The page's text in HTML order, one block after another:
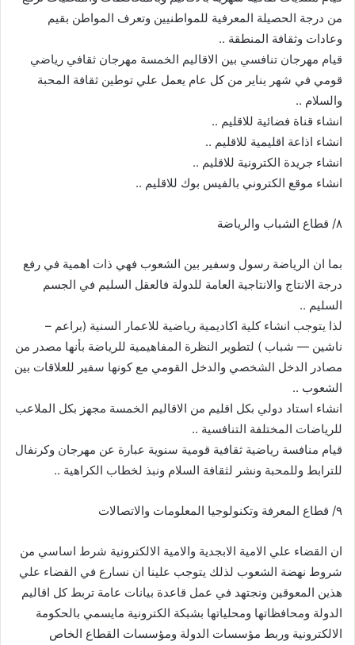
من درجة الحصيلة المعرفية للمواطنيين وتعرف المواطن بقيم
وعادات وثقافة المنطقة ..
قيام مهرجان تنافسي بين الاقاليم الخمسة مهرجان ثقافي رياضي
قومي في شهر يناير من كل عام يعمل علي توطين ثقافة المحبة
والسلام ..
انشاء قناة فضائية للاقليم ..
انشاء اذاعة اقليمية للاقليم ..
انشاء جريدة الكترونية للاقليم ..
انشاء موقع الكتروني بالفيس بوك للاقليم ..
٨/ قطاع الشباب والرياضة
بما ان الرياضة رسول وسفير بين الشعوب فهي ذات اهمية في رفع
درجة الانتاج والانتاجية العامة للدولة فالعقل السليم في الجسم
السليم ..
لذا يتوجب انشاء كلية اكاديمية رياضية للاعمار السنية (براعم –
ناشين — شباب ) لتطوير النظرة المفاهيمية للرياضة بأنها مصدر من
مصادر الدخل الشخصي والدخل القومي مع كونها سفير للعلاقات بين
الشعوب ..
انشاء استاد دولي بكل اقليم من الاقاليم الخمسة مجهز بكل الملاعب
للرياضات المختلفة التنافسية ..
قيام منافسة رياضية ثقافية قومية سنوية عبارة عن مهرجان وكرنفال
للترابط وللمحبة ونشر لثقافة السلام ونبذ لخطاب الكراهية ..
٩/ قطاع المعرفة وتكنولوجيا المعلومات والاتصالات
ان القضاء علي الامية الابجدية والامية الالكترونية شرط اساسي من
شروط نهضة الشعوب لذلك يتوجب علينا ان نسارع في القضاء علي
هذين المعوقين ونجتهد في عمل قاعدة بيانات عامة تربط كل اقاليم
الدولة ومحافظاتها ومحلياتها بشبكة الكترونية مايسمي بالحكومة
الالكترونية وربط مؤسسات الدولة ومؤسسات القطاع الخاص